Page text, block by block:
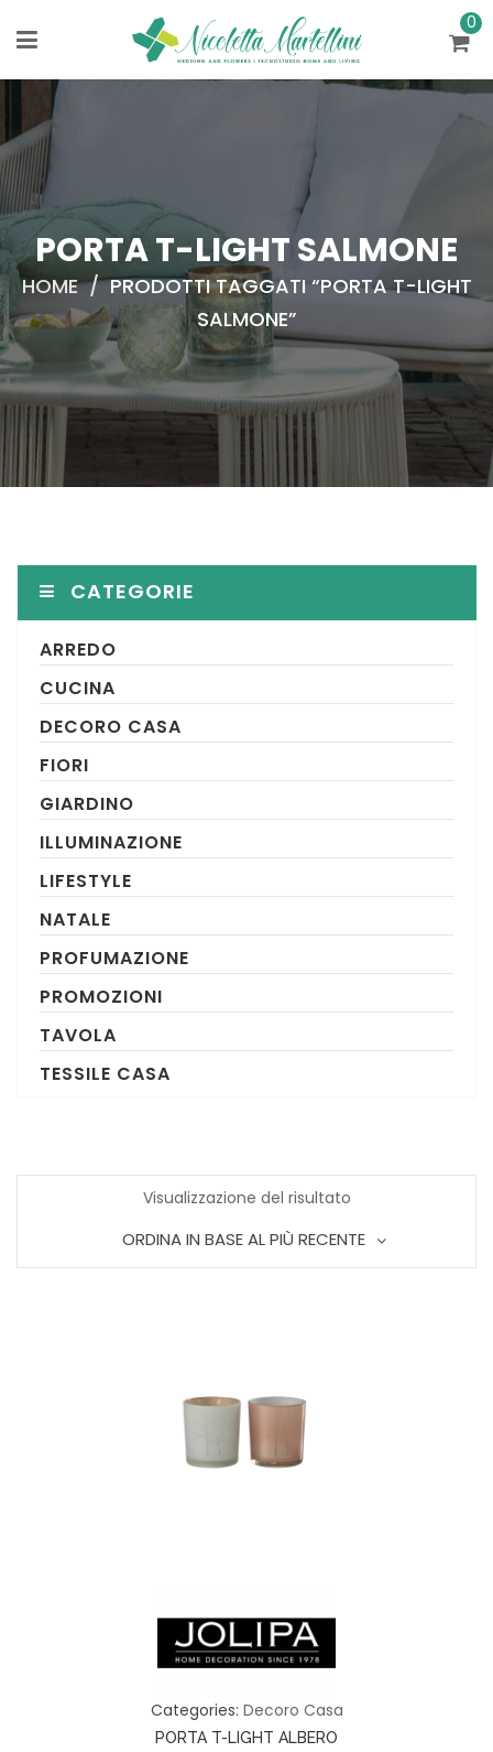
0
PORTA T-LIGHT SALMONE
HOME / PRODOTTI TAGGATI “PORTA T-LIGHT
SALMONE”
CATEGORIE
ARREDO
CUCINA
DECORO CASA
FIORI
GIARDINO
ILLUMINAZIONE
LIFESTYLE
NATALE
PROFUMAZIONE
PROMOZIONI
TAVOLA
TESSILE CASA
Visualizzazione del risultato
ORDINA IN BASE AL PIÙ RECENTE
Categories: Decoro Casa
PORTA T-LIGHT ALBERO